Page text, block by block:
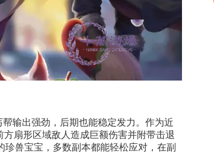
输出强劲，后期也能稳定发力。作为近
扇形区域敌人造成巨额伤害并附带击退
兽宝宝，多数副本都能轻松应对，在副